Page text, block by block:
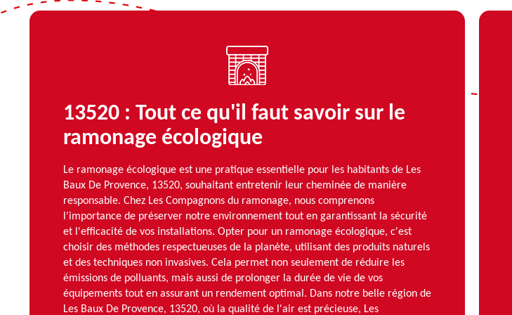
13520 : Tout ce qu'il faut savoir sur le
ramonage écologique
Le ramonage écologique est une pratique essentielle pour les habitants de Les
Baux De Provence, 13520, souhaitant entretenir leur cheminée de manière
responsable. Chez Les Compagnons du ramonage, nous comprenons
l'importance de préserver notre environnement tout en garantissant la sécurité
et l'efficacité de vos installations. Opter pour un ramonage écologique, c'est
choisir des méthodes respectueuses de la planète, utilisant des produits naturels
et des techniques non invasives. Cela permet non seulement de réduire les
émissions de polluants, mais aussi de prolonger la durée de vie de vos
équipements tout en assurant un rendement optimal. Dans notre belle région de
Les Baux De Provence, 13520, où la qualité de l'air est précieuse, Les